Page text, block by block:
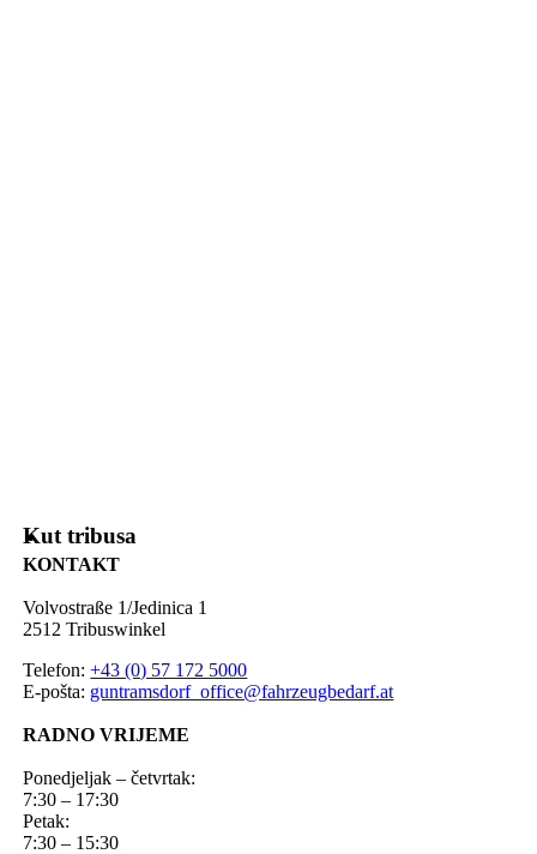
Kut tribusa
KONTAKT
Volvostraße 1/Jedinica 1
2512 Tribuswinkel
Telefon:+43 (0) 57 172 5000
E-pošta: guntramsdorf_office@fahrzeugbedarf.at
RADNO VRIJEME
Ponedjeljak – četvrtak:
7:30 – 17:30
Petak:
7:30 – 15:30